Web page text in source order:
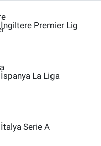
İngiltere Premier Lig
İspanya La Liga
İtalya Serie A